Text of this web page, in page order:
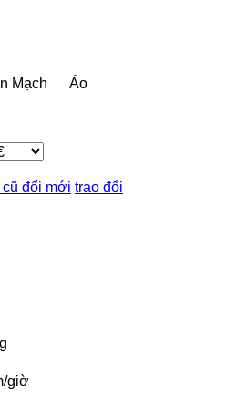
Mạch Áo
cũ đổi mới trao đổi
giờ